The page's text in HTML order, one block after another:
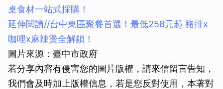
桌食材一站式採購！
延伸閱讀//台中東區聚餐首選！最低258元起 豬排x
咖哩x麻辣燙全解鎖！
圖片來源：臺中市政府
若分享內容有侵害您的圖片版權，請來信留言告知，
我們會及時加上版權信息，若是您反對使用，本著對